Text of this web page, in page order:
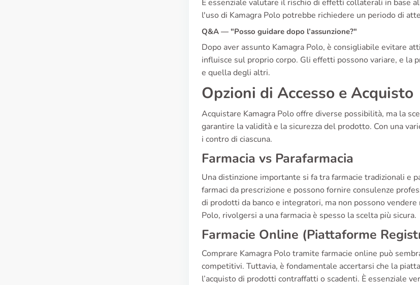
È essenziale valutare il rischio di effetti collaterali in base
l'uso di Kamagra Polo potrebbe richiedere un periodo di
Q&A — "Posso guidare dopo l’assunzione?"
Dopo aver assunto Kamagra Polo, è consigliabile evitare
influisce sul proprio corpo. Gli effetti possono variare, e la
e quella degli altri.
Opzioni di Accesso e Acquisto
Acquistare Kamagra Polo offre diverse possibilità, ma la
garantire la validità e la sicurezza del prodotto. Con una
i contro di ciascuna.
Farmacia vs Parafarmacia
Una distinzione importante si fa tra farmacie tradizionali e
farmaci da prescrizione e possono fornire consulenze
di prodotti da banco e integratori, ma non possono
Polo, rivolgersi a una farmacia è spesso la scelta più sicura.
Farmacie Online (Piattaforme
Comprare Kamagra Polo tramite farmacie online può
competitivi. Tuttavia, è fondamentale accertarsi che la
l’acquisto di prodotti contraffatti o scadenti. È essenziale